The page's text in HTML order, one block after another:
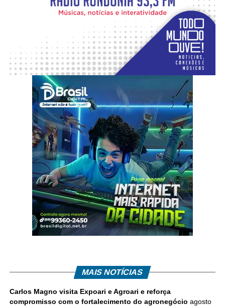
MAIS NOTÍCIAS
Carlos Magno visita Expoari e Agroari e reforça
compromisso com o fortalecimento do agronegócio agosto